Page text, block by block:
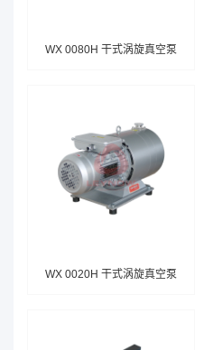
WX 0080H 干式涡旋真空泵
WX 0020H 干式涡旋真空泵